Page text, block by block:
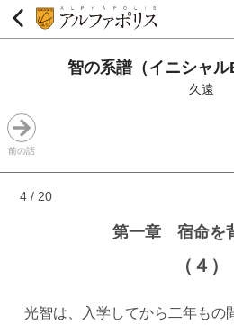
智の系譜（イニシャル
久遠
前の話
4 / 20
第一章 宿命を
（４）
光智は、入学してから二年もの